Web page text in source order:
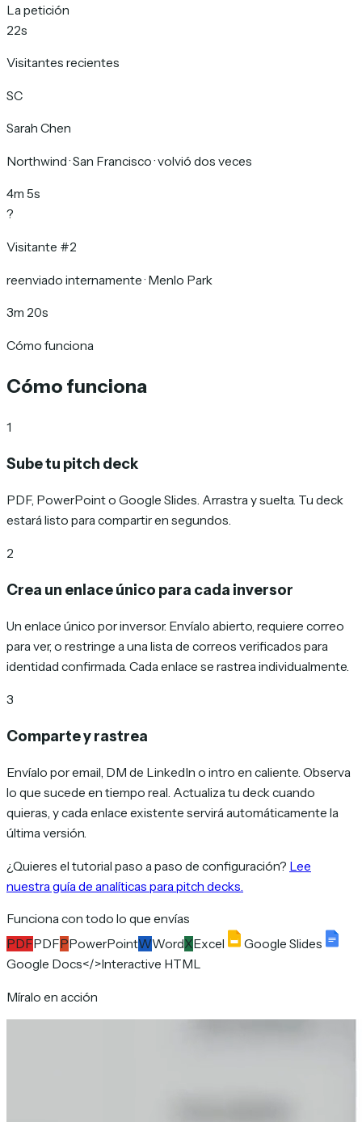
La petición
22s
Visitantes recientes
SC
Sarah Chen
Northwind · San Francisco · volvió dos veces
4m 5s
?
Visitante #2
reenviado internamente · Menlo Park
3m 20s
Cómo funciona
Cómo funciona
1
Sube tu pitch deck
PDF, PowerPoint o Google Slides. Arrastra y suelta. Tu deck
estará listo para compartir en segundos.
2
Crea un enlace único para cada inversor
Un enlace único por inversor. Envíalo abierto, requiere correo
para ver, o restringe a una lista de correos verificados para
identidad confirmada. Cada enlace se rastrea individualmente.
3
Comparte y rastrea
Envíalo por email, DM de LinkedIn o intro en caliente. Observa
lo que sucede en tiempo real. Actualiza tu deck cuando
quieras, y cada enlace existente servirá automáticamente la
última versión.
¿Quieres el tutorial paso a paso de configuración? Lee
nuestra guía de analíticas para pitch decks.
Funciona con todo lo que envías
PDFPDFPPowerPointWWordXExcel
Google Slides
Google Docs</>Interactive HTML
Míralo en acción